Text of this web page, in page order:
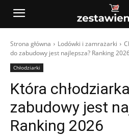
Strona główna Lodówki i zamrażarki
do zabudowy jest najlepsza? Ranking
Chłodziarki
Która
zabudowy jest
Ranking 2026